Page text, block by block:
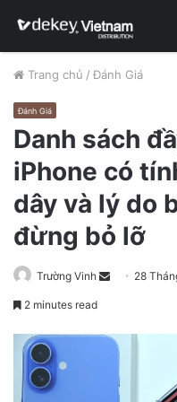
Trang chủ / Đánh Giá
Đánh Giá
Danh sách
iPhone có
dây và lý do
đừng bỏ lỡ
Trường Vinh
d
28
2 minutes read